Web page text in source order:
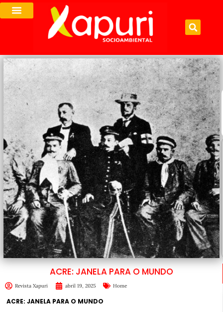
ACRE: JANELA PARA O MUNDO
Revista Xapuri abril 19, 2025 Home
ACRE: JANELA PARA O MUNDO